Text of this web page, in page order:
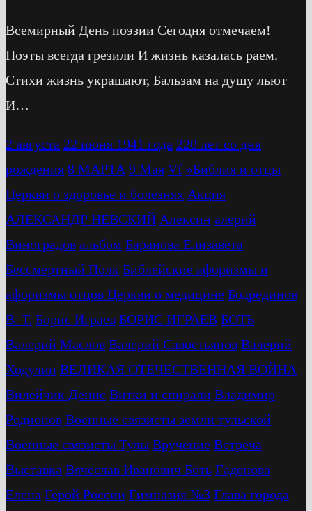
Всемирный День поэзии Сегодня отмечаем!
Поэты всегда грезили И жизнь казалась раем.
Стихи жизнь украшают, Бальзам на душу льют
И…
2 августа 22 июня 1941 года 220 лет со дня
рождения 8 МАРТА 9 Мая Vf »Библия и отцы
Церкви о здоровье и болезнях Акция
АЛЕКСАНДР НЕВСКИЙ Алексин алерий
Виноградов альбом Баранова Елизавета
Бессмертный Полк Библейские афоризмы и
афоризмы отцов Церкви о медицине Бодрединов
В. Т. Бориc Играев БОРИС ИГРАЕВ БОТЬ
Валерий Маслов Валерий Савостьянов Валерий
Ходулин ВЕЛИКАЯ ОТЕЧЕСТВЕННАЯ ВОЙНА
Вилейчик Денис Витки и спирали Владимир
Родионов Военные связисты земли тульской
Военные связисты Тулы Вручение Встреча
Выставка Вячеслав Иванович Боть Гаденова
Елена Герой России Гимназия №3 Глава города